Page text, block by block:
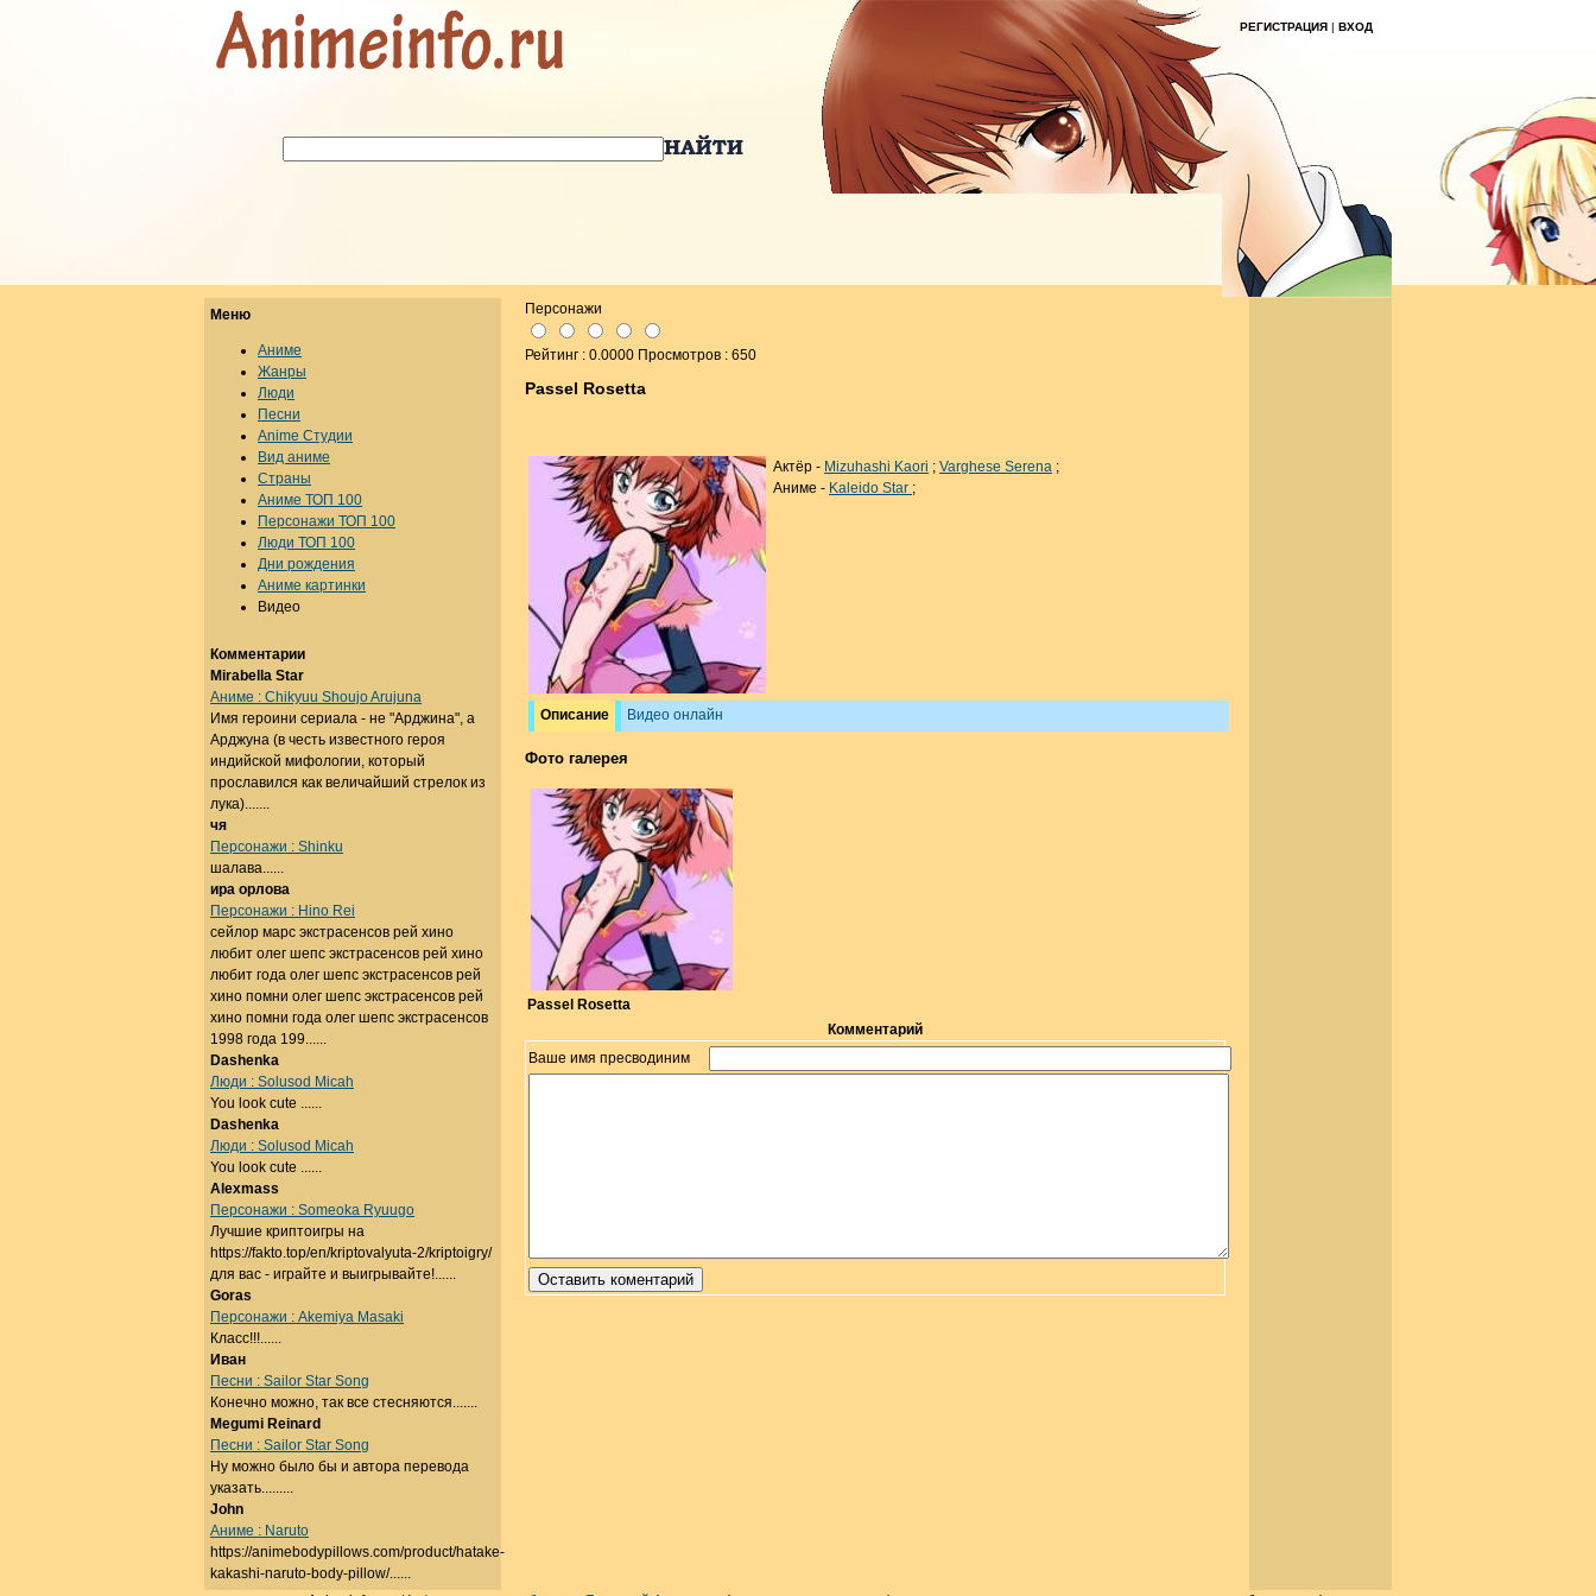
РЕГИСТРАЦИЯ | ВХОД
Персонажи
Рейтинг : 0.0000 Просмотров : 650
Passel Rosetta
Актёр - Mizuhashi Kaori ; Varghese Serena ;
Аниме - Kaleido Star ;
Описание Видео онлайн
Фото галерея
Passel Rosetta
Комментарий
Ваше имя пресводиним
Меню
Аниме
Жанры
Люди
Песни
Anime Студии
Вид аниме
Страны
Аниме ТОП 100
Персонажи ТОП 100
Люди ТОП 100
Дни рождения
Аниме картинки
Видео
Комментарии
Mirabella Star
Аниме : Chikyuu Shoujo Arujuna
Имя героини сериала - не "Арджина", а
Арджуна (в честь известного героя
индийской мифологии, который
прославился как величайший стрелок из
лука).......
чя
Персонажи : Shinku
шалава......
ира орлова
Персонажи : Hino Rei
сейлор марс экстрасенсов рей хино
любит олег шепс экстрасенсов рей хино
любит года олег шепс экстрасенсов рей
хино помни олег шепс экстрасенсов рей
хино помни года олег шепс экстрасенсов
1998 года 199......
Dashenka
Люди : Solusod Micah
You look cute ......
Dashenka
Люди : Solusod Micah
You look cute ......
Alexmass
Персонажи : Someoka Ryuugo
Лучшие криптоигры на
https://fakto.top/en/kriptovalyuta-2/kriptoigry/
для вас - играйте и выигрывайте!......
Goras
Персонажи : Akemiya Masaki
Класс!!!......
Иван
Песни : Sailor Star Song
Конечно можно, так все стесняются.......
Megumi Reinard
Песни : Sailor Star Song
Ну можно было бы и автора перевода
указать.........
John
Аниме : Naruto
https://animebodypillows.com/product/hatake-
kakashi-naruto-body-pillow/......